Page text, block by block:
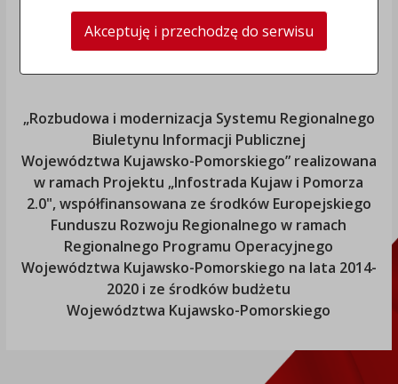
„Rozbudowa i modernizacja Systemu Regionalnego
Biuletynu Informacji Publicznej
Województwa Kujawsko-Pomorskiego” realizowana
w ramach Projektu „Infostrada Kujaw i Pomorza
2.0", współfinansowana ze środków Europejskiego
Funduszu Rozwoju Regionalnego w ramach
Regionalnego Programu Operacyjnego
Województwa Kujawsko-Pomorskiego na lata 2014-
2020 i ze środków budżetu
Województwa Kujawsko-Pomorskiego
Akceptuję i przechodzę do serwisu